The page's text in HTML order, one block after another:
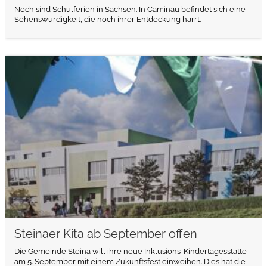
Noch sind Schulferien in Sachsen. In Caminau befindet sich eine
Sehenswürdigkeit, die noch ihrer Entdeckung harrt.
Steinaer Kita ab September offen
Die Gemeinde Steina will ihre neue Inklusions-Kindertagesstätte
am 5. September mit einem Zukunftsfest einweihen. Dies hat die
weiterlesen